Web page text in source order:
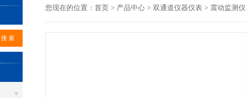
您现在的位置： 首页 > 产品中心 > 双通道仪器仪表 > 震动监测仪